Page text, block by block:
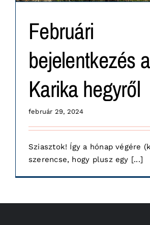
Februári
bejelentkezés a
Karika hegyről
február 29, 2024
Sziasztok! Így a hónap végére
szerencse, hogy plusz egy [...]